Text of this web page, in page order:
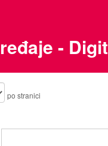
- Digit
po stranici